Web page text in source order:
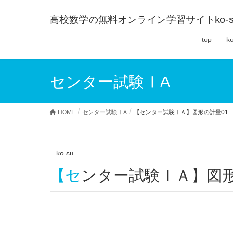
高校数学の無料オンライン学習サイトko-
top
センター試験ⅠA
HOME センター試験ⅠA 【センター試験ⅠＡ】図形の計量01
ko-su-
【センター試験ⅠＡ】